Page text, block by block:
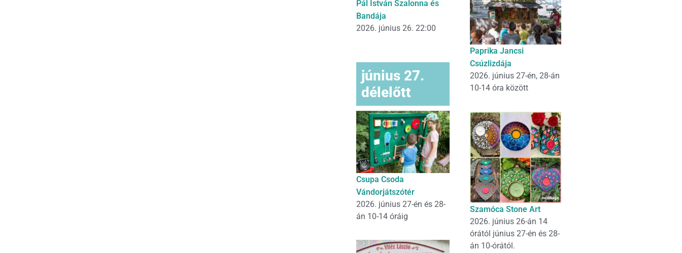
Pál István Szalonna és
Bandája
2026. június 26. 22:00
június 27.
délelőtt
Csupa Csoda
Vándorjátszótér
2026. június 27-én és 28-
án 10-14 óráig
Paprika Jancsi
Csúzlizdája
2026. június 27-én, 28-án
10-14 óra között
Szamóca Stone Art
2026. június 26-án 14
órától június 27-én és 28-
án 10-órától.